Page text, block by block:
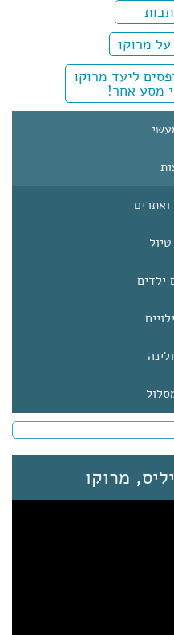
מרוקו
ליעד מרוקו
מסע אחר!
ילדים
מרוקו